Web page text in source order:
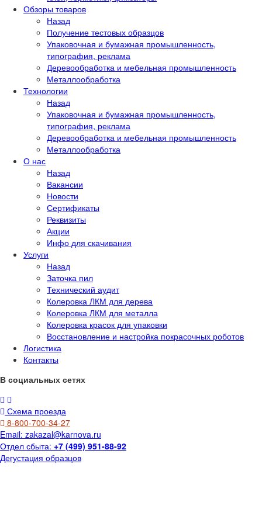
Обзоры товаров
Назад
Получение тестовых образцов
Упаковочная и бумажная промышленность,
типография, реклама
Деревообработка и мебельная промышленность
Металлообработка
Технологии
Назад
Упаковочная и бумажная промышленность,
типография, реклама
Деревообработка и мебельная промышленность
Металлообработка
О нас
Назад
Вакансии
Новости
Сертификаты
Реквизиты
Акции
Инфо для скачивания
Услуги
Назад
Заточка пил
Технический аудит
Колеровка ЛКМ для дерева
Колеровка ЛКМ для металла
Колеровка красок для упаковки
Восстановление и настройка покрасочных роботов
Логистика
Контакты
В социальных сетях
Схема проезда
8-800-700-34-27
Email: zakazal@karnova.ru
Отдел сбыта: +7 (499) 951-88-92
Дегустация образцов